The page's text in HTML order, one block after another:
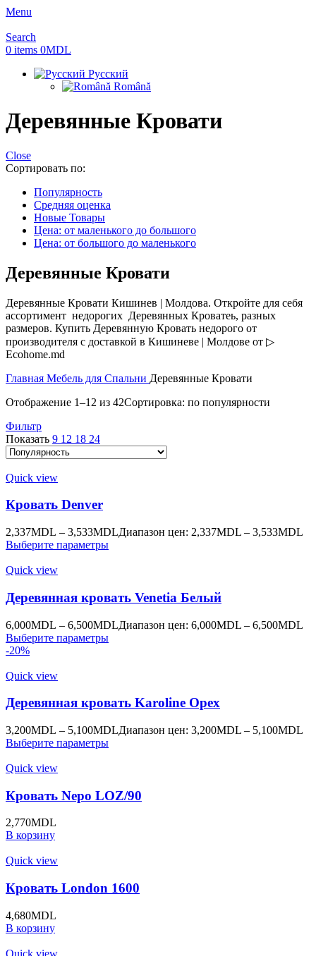
Menu
Search
0 items 0MDL
Русский
Română
Деревянные Кровати
Close
Сортировать по:
Популярность
Средняя оценка
Новые Товары
Цена: от маленького до большого
Цена: от большого до маленького
Деревянные Кровати
Деревянные Кровати Кишинев | Молдова. Откройте для себя
ассортимент недорогих Деревянных Кроватеь, разных
размеров. Купить Деревянную Кровать недорого от
производителя с доставкой в Кишиневе | Молдове от ▷
Ecohome.md
Главная Мебель для Спальни Деревянные Кровати
Отображение 1–12 из 42Сортировка: по популярности
Фильтр
Показать 9 12 18 24
Quick view
Кровать Denver
2,337MDL – 3,533MDLДиапазон цен: 2,337MDL – 3,533MDL
Выберите параметры
Quick view
Деревянная кровать Venetia Белый
6,000MDL – 6,500MDLДиапазон цен: 6,000MDL – 6,500MDL
Выберите параметры
-20%
Quick view
Деревянная кровать Karoline Орех
3,200MDL – 5,100MDLДиапазон цен: 3,200MDL – 5,100MDL
Выберите параметры
Quick view
Кровать Nepo LOZ/90
2,770MDL
В корзину
Quick view
Кровать London 1600
4,680MDL
В корзину
Quick view